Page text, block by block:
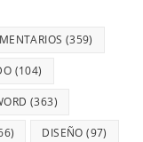
(359)
(104)
(363)
DISEÑO (97)